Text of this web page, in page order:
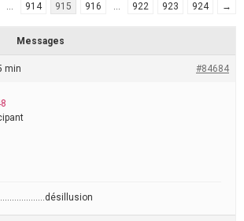
… 914 915 916 … 922 923 924 →
Messages
min #84684